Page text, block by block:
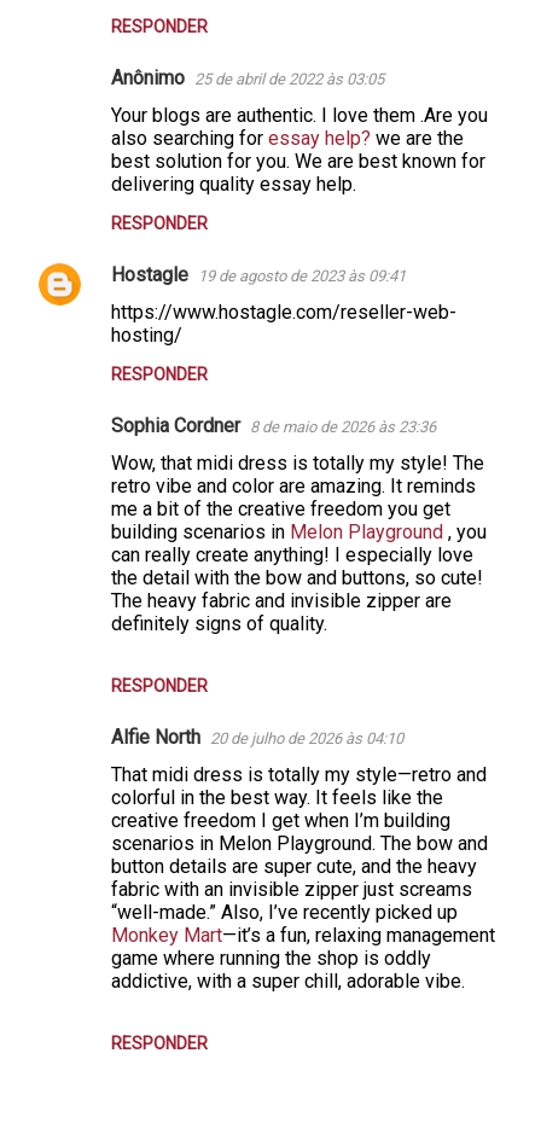
RESPONDER
Anônimo 25 de abril de 2022 às 03:05
Your blogs are authentic. I love them .Are you
also searching for essay help? we are the
best solution for you. We are best known for
delivering quality essay help.
RESPONDER
Hostagle 19 de agosto de 2023 às 09:41
https://www.hostagle.com/reseller-web-
hosting/
RESPONDER
Sophia Cordner 8 de maio de 2026 às 23:36
Wow, that midi dress is totally my style! The
retro vibe and color are amazing. It reminds
me a bit of the creative freedom you get
building scenarios in Melon Playground , you
can really create anything! I especially love
the detail with the bow and buttons, so cute!
The heavy fabric and invisible zipper are
definitely signs of quality.
RESPONDER
Alfie North 20 de julho de 2026 às 04:10
That midi dress is totally my style—retro and
colorful in the best way. It feels like the
creative freedom I get when I’m building
scenarios in Melon Playground. The bow and
button details are super cute, and the heavy
fabric with an invisible zipper just screams
“well-made.” Also, I’ve recently picked up
Monkey Mart—it’s a fun, relaxing management
game where running the shop is oddly
addictive, with a super chill, adorable vibe.
RESPONDER